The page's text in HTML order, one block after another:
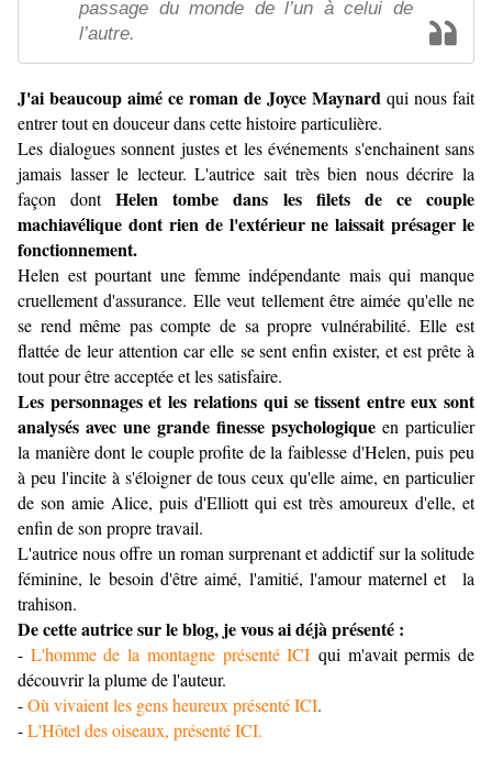
passage du monde de l’un à celui de
l’autre.
J'ai beaucoup aimé ce roman de Joyce Maynard qui nous fait
entrer tout en douceur dans cette histoire particulière.
Les dialogues sonnent justes et les événements s'enchainent sans
jamais lasser le lecteur. L'autrice sait très bien nous décrire la
façon dontHelen tombe dans les filets de ce couple
machiavélique dont rien de l'extérieur ne laissait présager le
fonctionnement.
Helen est pourtant une femme indépendante mais qui manque
cruellement d'assurance. Elle veut tellement être aimée qu'elle ne
se rend même pas compte de sa propre vulnérabilité. Elle est
flattée de leur attention car elle se sent enfin exister, et est prête à
tout pour être acceptée et les satisfaire.
Les personnages et les relations qui se tissent entre eux sont
analysés avec une grande finesse psychologique en particulier
la manière dont le couple profite de la faiblesse d'Helen, puis peu
à peu l'incite à s'éloigner de tous ceux qu'elle aime, en particulier
de son amie Alice, puis d'Elliott qui est très amoureux d'elle, et
enfin de son propre travail.
L'autrice nous offre un roman surprenant et addictif sur la solitude
féminine, le besoin d'être aimé, l'amitié, l'amour maternel et la
trahison.
De cette autrice sur le blog, je vous ai déjà présenté :
- L'homme de la montagne présenté ICI qui m'avait permis de
découvrir la plume de l'auteur.
-Où vivaient les gens heureux présenté ICI.
-L'Hôtel des oiseaux, présenté ICI.